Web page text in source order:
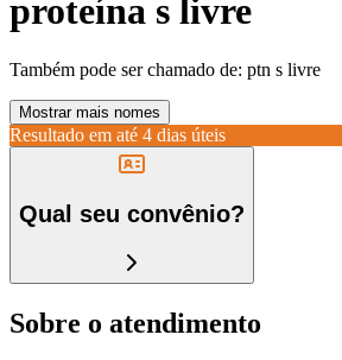
proteína s livre
Também pode ser chamado de: ptn s livre
Mostrar mais nomes
Resultado em até 4 dias úteis
Qual seu convênio?
Sobre o atendimento